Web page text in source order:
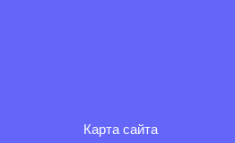
Карта сайта